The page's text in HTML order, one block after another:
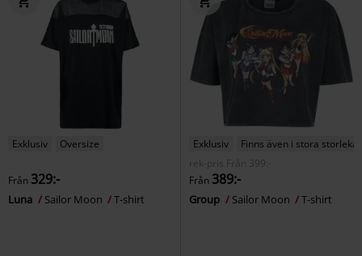
Exklusiv Oversize
Från 329:-
Luna Sailor Moon T-shirt
Exklusiv
Finns även i stora storlekar
rek-pris
Från
399:-
Från 389:-
Group Sailor Moon T-shirt